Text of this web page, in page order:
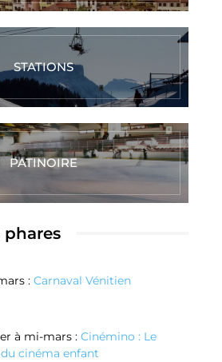
STATIONS
PATINOIRE
phares
: Carnaval Vénitien
à mi-mars : Cinémino : Le
cinéma enfant